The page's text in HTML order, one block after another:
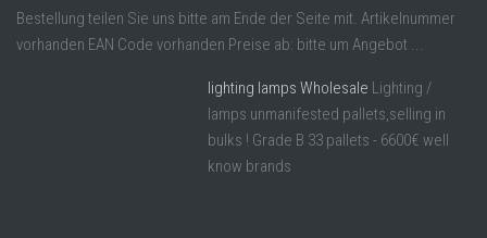
Bestellung teilen Sie uns bitte am Ende der Seite mit. Artikelnummer
vorhanden EAN Code vorhanden Preise ab: bitte um Angebot ...
lighting lamps Wholesale Lighting /
lamps unmanifested pallets,selling in
bulks ! Grade B 33 pallets - 6600€ well
know brands